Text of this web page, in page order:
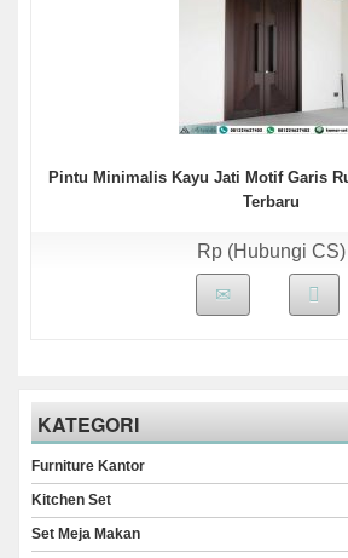
Pintu Minimalis Kayu Jati Motif Garis
Terbaru
Rp (Hubungi CS)
KATEGORI
Furniture Kantor
Kitchen Set
Set Meja Makan